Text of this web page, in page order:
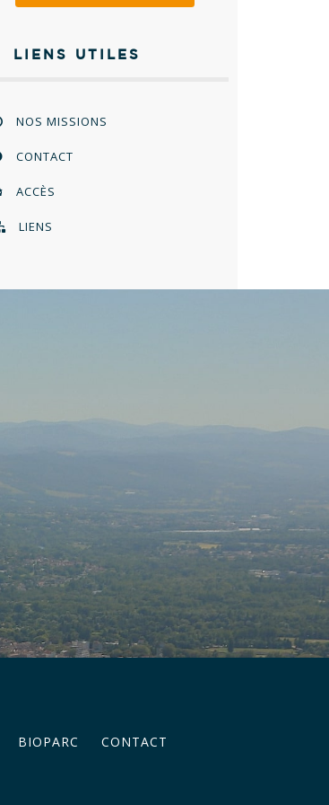
LIENS UTILES
NOS MISSIONS
CONTACT
ACCÈS
LIENS
BIOPARC CONTACT